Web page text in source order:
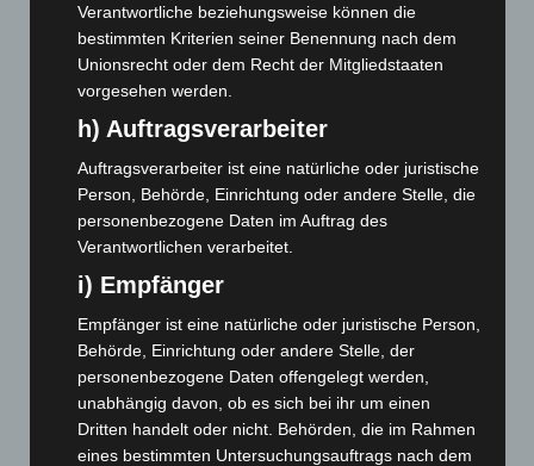
Dezember 2025(103)
November 2025 (114)
Oktober 2025(112)
September 2025(93)
August 2025(90)
Juli 2025(90)
Juni 2025(103)
April 2025
(88)
März 2025
(111)
Februar 2025(96)
Januar 2025(88)
Dezember 2024(89)
Verantwortliche beziehungsweise können die
bestimmten Kriterien seiner Benennung nach dem
Unionsrecht oder dem Recht der Mitgliedstaaten
vorgesehen werden.
h) Auftragsverarbeiter
Auftragsverarbeiter ist eine natürliche oder juristische
Person, Behörde, Einrichtung oder andere Stelle, die
personenbezogene Daten im Auftrag des
Verantwortlichen verarbeitet.
i) Empfänger
Empfänger ist eine natürliche oder juristische Person,
Behörde, Einrichtung oder andere Stelle, der
personenbezogene Daten offengelegt werden,
unabhängig davon, ob es sich bei ihr um einen
Dritten handelt oder nicht. Behörden, die im Rahmen
eines bestimmten Untersuchungsauftrags nach dem